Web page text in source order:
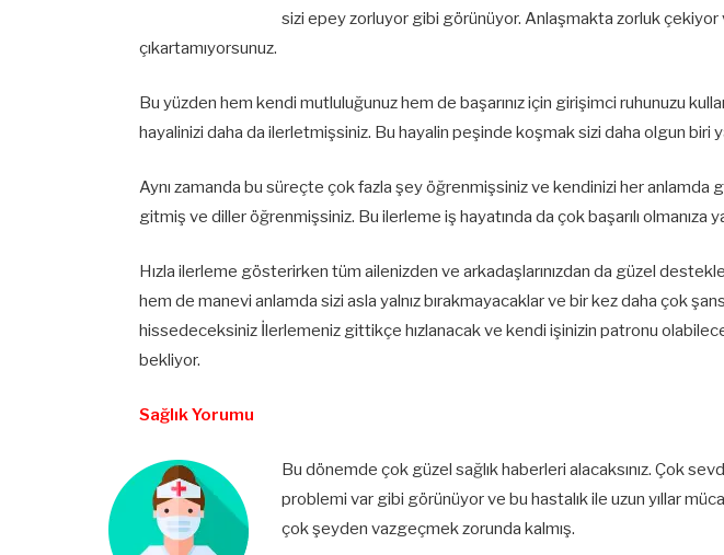
sizi epey zorluyor gibi görünüyor. Anlaşmakta zorluk çekiyor
çıkartamıyorsunuz.
Bu yüzden hem kendi mutluluğunuz hem de başarınız için girişimci ruhunuzu
hayalinizi daha da ilerletmişsiniz. Bu hayalin peşinde koşmak sizi daha olgun biri
Aynı zamanda bu süreçte çok fazla şey öğrenmişsiniz ve kendinizi her anlamda
gitmiş ve diller öğrenmişsiniz. Bu ilerleme iş hayatında da çok başarılı olmanıza
Hızla ilerleme gösterirken tüm ailenizden ve arkadaşlarınızdan da güzel
hem de manevi anlamda sizi asla yalnız bırakmayacaklar ve bir kez daha çok
hissedeceksiniz İlerlemeniz gittikçe hızlanacak ve kendi işinizin patronu
bekliyor.
Sağlık Yorumu
Bu dönemde çok güzel sağlık haberleri alacaksınız. Çok
problemi var gibi görünüyor ve bu hastalık ile uzun yıllar
çok şeyden vazgeçmek zorunda kalmış.